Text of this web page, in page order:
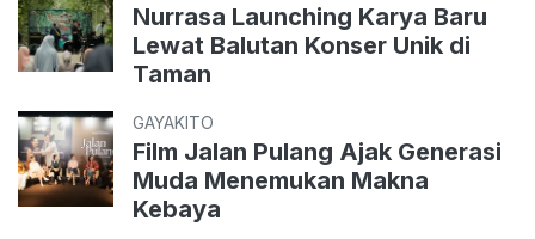
Nurrasa Launching Karya Baru
Lewat Balutan Konser Unik di
Taman
GAYAKITO
Film Jalan Pulang Ajak Generasi
Muda Menemukan Makna
Kebaya